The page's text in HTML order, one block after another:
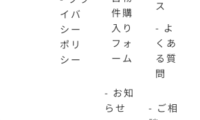
イバ
シー
ポリ
シー
件購
入り
フォ
ーム
- お知
らせ
ス
- よ
くあ
る質
問
- ご相